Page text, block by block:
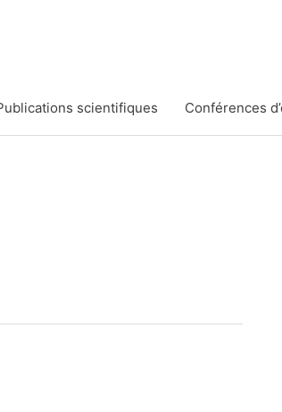
scientifiques Conférences